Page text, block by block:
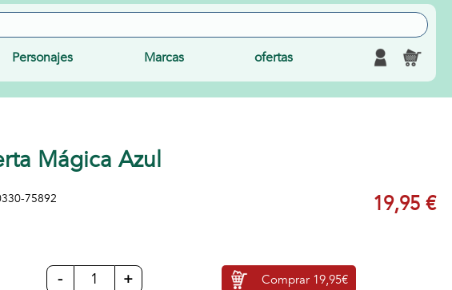
Personajes Marcas ofertas
Mágica Azul
75892 19,95 €
- + Comprar 19,95€